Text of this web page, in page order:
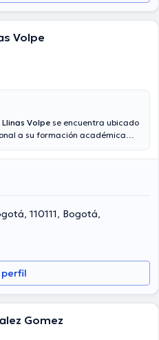
Volpe
Volpe se encuentra ubicado
a su formación académica
de experiencia laboral en su
médicas. Adolfo Mario Llinas
conferencias con la meta de
temática de especialización y
Español son los idiomas
110111, Bogotá,
perfil
Gomez